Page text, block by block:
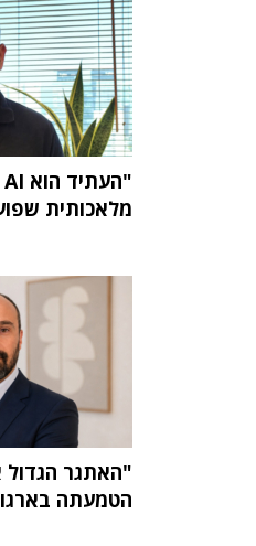
מלאכותית
הטמעתה